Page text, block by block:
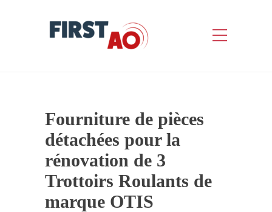
Fourniture de pièces
détachées pour la
rénovation de 3
Trottoirs Roulants de
marque OTIS